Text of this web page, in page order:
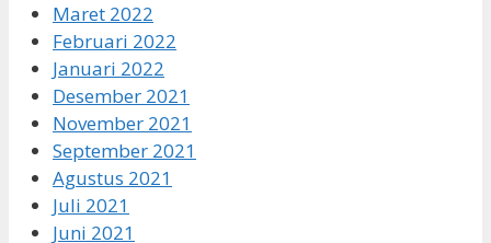
Maret 2022
Februari 2022
Januari 2022
Desember 2021
November 2021
September 2021
Agustus 2021
Juli 2021
Juni 2021